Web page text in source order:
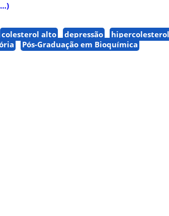
colesterol alto depressão
Pós-Graduação em Bioquímica